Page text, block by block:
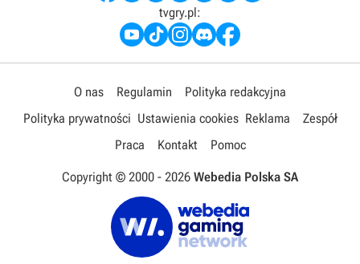
tvgry.pl:
O nas Regulamin
Polityka redakcyjna
Polityka prywatności Ustawienia cookies Reklama
Zespół
Praca
Kontakt Pomoc
Copyright © 2000 - 2026 Webedia Polska SA